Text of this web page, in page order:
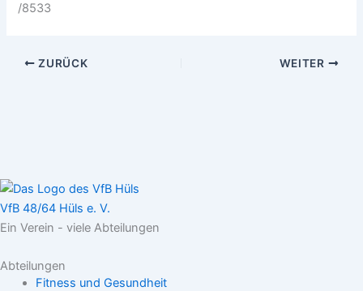
/8533
ZURÜCK WEITER
VfB 48/64 Hüls e. V.
Ein Verein - viele Abteilungen
Abteilungen
Fitness und Gesundheit